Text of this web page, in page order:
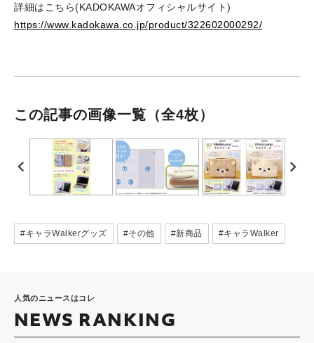
詳細はこちら(KADOKAWAオフィシャルサイト)
https://www.kadokawa.co.jp/product/322602000292/
この記事の画像一覧 （全4枚）
#キャラWalkerグッズ #その他 #新商品 #キャラWalker
人気のニュースはコレ
NEWS RANKING